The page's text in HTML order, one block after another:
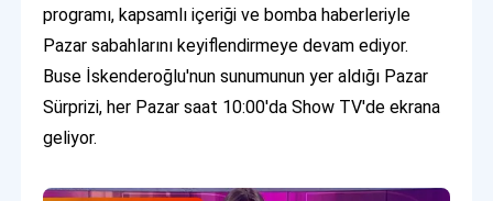
programı, kapsamlı içeriği ve bomba haberleriyle
Pazar sabahlarını keyiflendirmeye devam ediyor.
Buse İskenderoğlu'nun sunumunun yer aldığı Pazar
Sürprizi, her Pazar saat 10:00'da Show TV'de ekrana
geliyor.